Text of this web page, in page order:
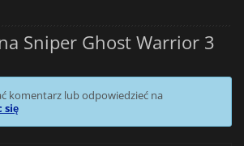
Sniper Ghost Warrior 3
komentarz lub odpowiedzieć na
się